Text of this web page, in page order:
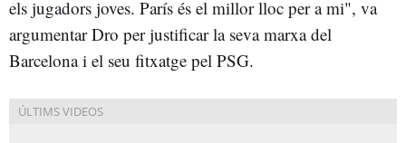
els jugadors joves. París és el millor lloc per a mi", va
argumentar Dro per justificar la seva marxa del
Barcelona i el seu fitxatge pel PSG.